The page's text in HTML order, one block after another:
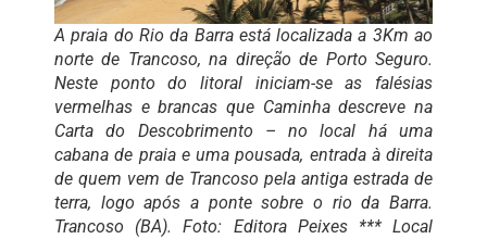
A praia do Rio da Barra está localizada a 3Km ao
norte de Trancoso, na direção de Porto Seguro.
Neste ponto do litoral iniciam-se as falésias
vermelhas e brancas que Caminha descreve na
Carta do Descobrimento – no local há uma
cabana de praia e uma pousada, entrada à direita
de quem vem de Trancoso pela antiga estrada de
terra, logo após a ponte sobre o rio da Barra.
Trancoso (BA). Foto: Editora Peixes *** Local